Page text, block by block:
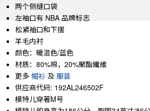
两个侧缝口袋
左袖口有 NBA 品牌标志
松紧袖口和下摆
羊毛内衬
颜色：暖混色/蓝色
材质：80%棉，20%聚酯纖維
更多 帽衫 及 服装
供应商代码: 192AL246502F
模特儿穿著M号